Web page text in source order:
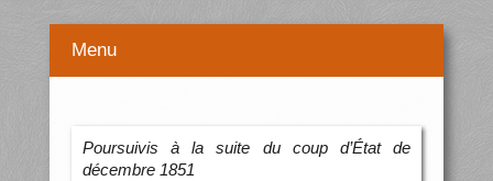
Menu
Poursuivis à la suite du coup d’État de
décembre 1851